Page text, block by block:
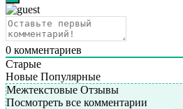
0 комментариев
Старые
Новые Популярные
Межтекстовые Отзывы
Посмотреть все комментарии